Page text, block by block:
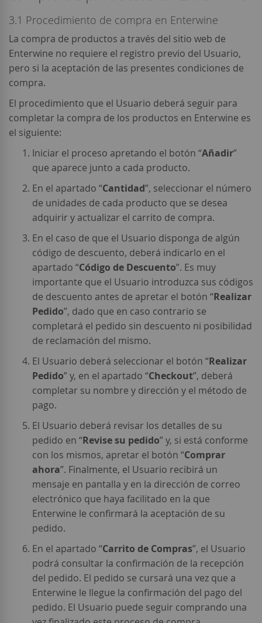
3.1 Procedimiento de compra en Enterwine
La compra de productos a través del sitio web de
Enterwine no requiere el registro previo del Usuario,
pero si la aceptación de las presentes condiciones de
compra.
El procedimiento que el Usuario deberá seguir para
completar la compra de los productos en Enterwine es
el siguiente:
Iniciar el proceso apretando el botón “Añadir”
que aparece junto a cada producto.
En el apartado “Cantidad”, seleccionar el número
de unidades de cada producto que se desea
adquirir y actualizar el carrito de compra.
En el caso de que el Usuario disponga de algún
código de descuento, deberá indicarlo en el
apartado “Código de Descuento”. Es muy
importante que el Usuario introduzca sus códigos
de descuento antes de apretar el botón “Realizar
Pedido”, dado que en caso contrario se
completará el pedido sin descuento ni posibilidad
de reclamación del mismo.
El Usuario deberá seleccionar el botón “Realizar
Pedido” y, en el apartado “Checkout”, deberá
completar su nombre y dirección y el método de
pago.
El Usuario deberá revisar los detalles de su
pedido en “Revise su pedido” y, si está conforme
con los mismos, apretar el botón “Comprar
ahora”. Finalmente, el Usuario recibirá un
mensaje en pantalla y en la dirección de correo
electrónico que haya facilitado en la que
Enterwine le confirmará la aceptación de su
pedido.
En el apartado “Carrito de Compras”, el Usuario
podrá consultar la confirmación de la recepción
del pedido. El pedido se cursará una vez que a
Enterwine le llegue la confirmación del pago del
pedido. El Usuario puede seguir comprando una